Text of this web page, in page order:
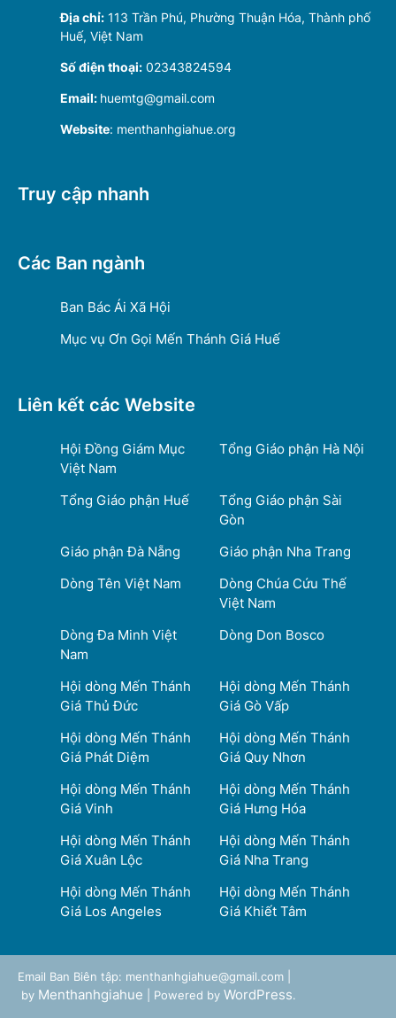
Địa chỉ: 113 Trần Phú, Phường Thuận Hóa, Thành phố
Huế, Việt Nam
Số điện thoại: 02343824594
Email: huemtg@gmail.com
Website: menthanhgiahue.org
Truy cập nhanh
Các Ban ngành
Ban Bác Ái Xã Hội
Mục vụ Ơn Gọi Mến Thánh Giá Huế
Liên kết các Website
Hội Đồng Giám Mục
Việt Nam
Tổng Giáo phận Hà Nội
Tổng Giáo phận Huế
Tổng Giáo phận Sài
Gòn
Giáo phận Đà Nẵng
Giáo phận Nha Trang
Dòng Tên Việt Nam
Dòng Chúa Cứu Thế
Việt Nam
Dòng Đa Minh Việt
Nam
Dòng Don Bosco
Hội dòng Mến Thánh
Giá Thủ Đức
Hội dòng Mến Thánh
Giá Gò Vấp
Hội dòng Mến Thánh
Giá Phát Diệm
Hội dòng Mến Thánh
Giá Quy Nhơn
Hội dòng Mến Thánh
Giá Vinh
Hội dòng Mến Thánh
Giá Hưng Hóa
Hội dòng Mến Thánh
Giá Xuân Lộc
Hội dòng Mến Thánh
Giá Nha Trang
Hội dòng Mến Thánh
Giá Los Angeles
Hội dòng Mến Thánh
Giá Khiết Tâm
Email Ban Biên tập: menthanhgiahue@gmail.com |
by Menthanhgiahue | Powered by WordPress.